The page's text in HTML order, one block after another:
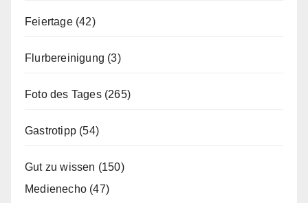
Feiertage(42)
Flurbereinigung (3)
Foto des Tages(265)
Gastrotipp (54)
Gut zu wissen (150)
Medienecho (47)